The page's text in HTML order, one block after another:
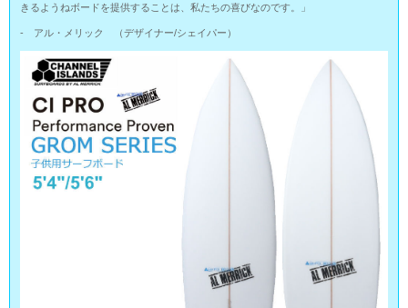
きるようねボードを提供することは、私たちの喜びなのです。」
- アル・メリック （デザイナー/シェイパー）